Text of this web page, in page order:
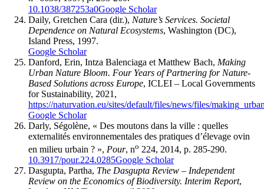
10.1038/387253a0Google Scholar
Daily, Gretchen Cara (dir.), Nature’s Services. Societal
Dependence on Natural Ecosystems, Washington (DC),
Island Press, 1997.
Google Scholar
Danford, Erin, Intza Balenciaga et Matthew Bach, Making
Urban Nature Bloom. Four Years of Partnering for Nature-
Based Solutions across Europe, ICLEI – Local Governments
for Sustainability, 2021,
https://naturvation.eu/sites/default/files/news/files/
Google Scholar
Darly, Ségolène, « Des moutons dans la ville : quelles
externalités environnementales des pratiques d’élevage ovin
en milieu urbain ? », Pour, no 224, 2014, p. 285-290.
10.3917/pour.224.0285Google Scholar
Dasgupta, Partha, The Dasgupta Review – Independent
Review on the Economics of Biodiversity. Interim Report,